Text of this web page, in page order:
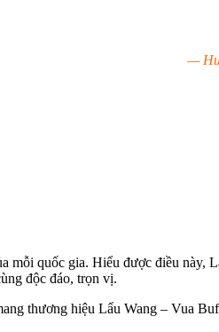
—
mỗi quốc gia. Hiểu được điều
độc đáo, trọn vị.
thương hiệu Lẩu Wang – Vua